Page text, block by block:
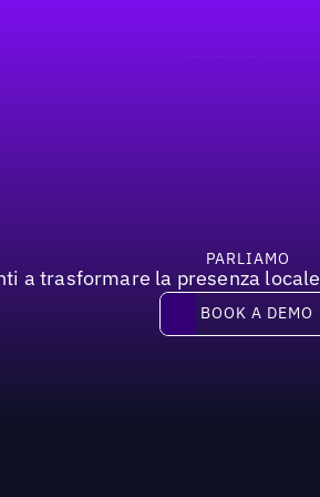
PARLIAMO
a trasformare la presenza locale
Book a demo
BOOK A DEMO